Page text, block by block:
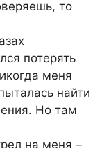
то
потерять
меня
найти
Но там
на меня –